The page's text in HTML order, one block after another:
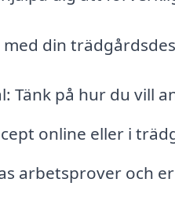
din
Tänk på hur du vill
online eller i
arbetsprover och